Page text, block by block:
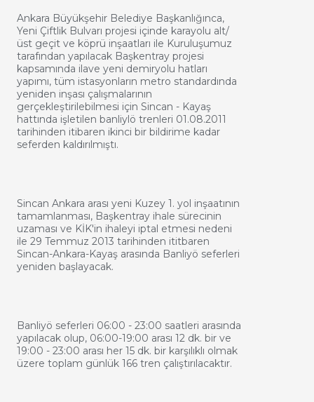
Ankara Büyükşehir Belediye Başkanlığınca,
Yeni Çiftlik Bulvarı projesi içinde karayolu alt/
üst geçit ve köprü inşaatları ile Kuruluşumuz
tarafından yapılacak Başkentray projesi
kapsamında ilave yeni demiryolu hatları
yapımı, tüm istasyonların metro standardında
yeniden inşası çalışmalarının
gerçekleştirilebilmesi için Sincan - Kayaş
hattında işletilen banliylö trenleri 01.08.2011
tarihinden itibaren ikinci bir bildirime kadar
seferden kaldırılmıştı.
Sincan Ankara arası yeni Kuzey 1. yol inşaatının
tamamlanması, Başkentray ihale sürecinin
uzaması ve KİK'in ihaleyi iptal etmesi nedeni
ile 29 Temmuz 2013 tarihinden ititbaren
Sincan-Ankara-Kayaş arasında Banliyö seferleri
yeniden başlayacak.
Banliyö seferleri 06:00 - 23:00 saatleri arasında
yapılacak olup, 06:00-19:00 arası 12 dk. bir ve
19:00 - 23:00 arası her 15 dk. bir karşılıklı olmak
üzere toplam günlük 166 tren çalıştırılacaktır.